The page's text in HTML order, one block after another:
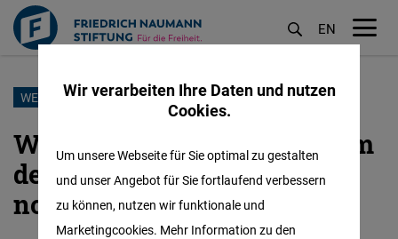
Direkt
Inhalt
EN
WESTAFRIKA
Wahl in Côte d’Ivoire: Warum
der Generationenkonflikt
noch nicht ausbricht
Wir verarbeiten Ihre Daten und nutzen
Cookies.
Um unsere Webseite für Sie optimal zu gestalten
und unser Angebot für Sie fortlaufend verbessern
zu können, nutzen wir funktionale und
Marketingcookies. Mehr Information zu den